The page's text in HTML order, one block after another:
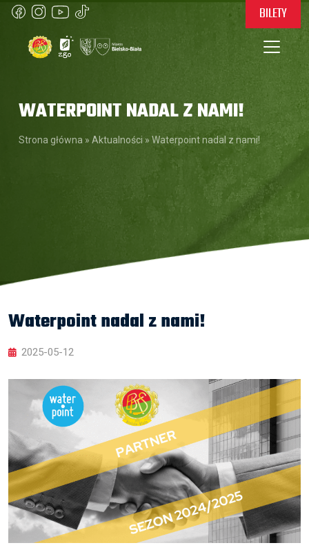
BILETY
WATERPOINT NADAL Z NAMI!
Strona główna » Aktualności » Waterpoint nadal z nami!
Waterpoint nadal z nami!
2025-05-12